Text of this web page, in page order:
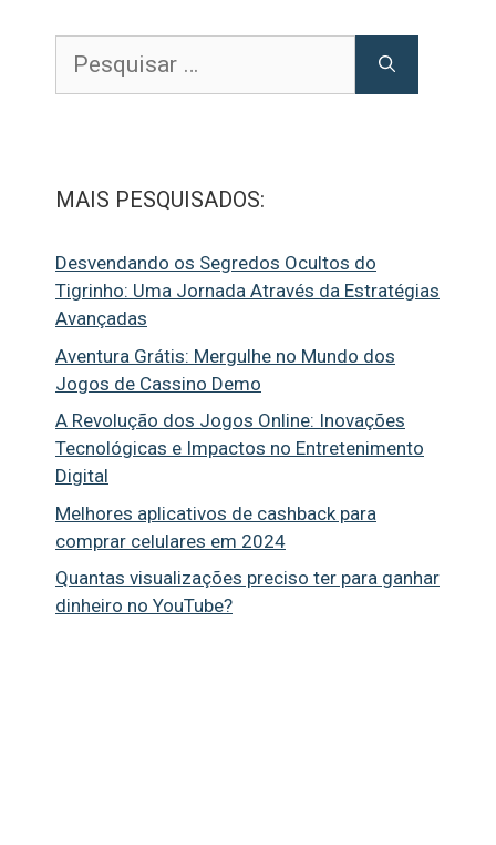
por:
MAIS PESQUISADOS:
Desvendando os Segredos Ocultos do
Tigrinho: Uma Jornada Através da Estratégias
Avançadas
Aventura Grátis: Mergulhe no Mundo dos
Jogos de Cassino Demo
A Revolução dos Jogos Online: Inovações
Tecnológicas e Impactos no Entretenimento
Digital
Melhores aplicativos de cashback para
comprar celulares em 2024
Quantas visualizações preciso ter para ganhar
dinheiro no YouTube?